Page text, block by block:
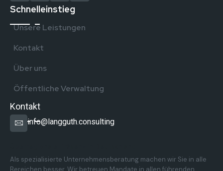
Schnelleinstieg
Unsere Leistungen
Kontakt
Über uns
Öffentliche Verwaltung
Kontakt
info@langguth.consulting
Als spezialisierte Unternehmensberatung machen wir Sie in alle
Bereichen besser. Wir betreuen Mandate in allen führenden